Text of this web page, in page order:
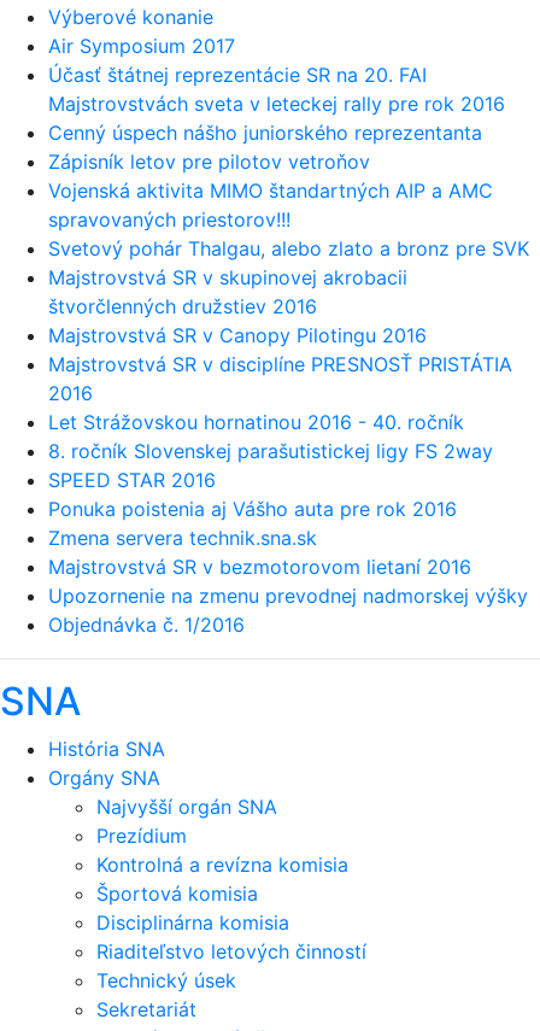
Výberové konanie
Air Symposium 2017
Účasť štátnej reprezentácie SR na 20. FAI
Majstrovstvách sveta v leteckej rally pre rok 2016
Cenný úspech nášho juniorského reprezentanta
Zápisník letov pre pilotov vetroňov
Vojenská aktivita MIMO štandartných AIP a AMC
spravovaných priestorov!!!
Svetový pohár Thalgau, alebo zlato a bronz pre SVK
Majstrovstvá SR v skupinovej akrobacii
štvorčlenných družstiev 2016
Majstrovstvá SR v Canopy Pilotingu 2016
Majstrovstvá SR v disciplíne PRESNOSŤ PRISTÁTIA
2016
Let Strážovskou hornatinou 2016 - 40. ročník
8. ročník Slovenskej parašutistickej ligy FS 2way
SPEED STAR 2016
Ponuka poistenia aj Vášho auta pre rok 2016
Zmena servera technik.sna.sk
Majstrovstvá SR v bezmotorovom lietaní 2016
Upozornenie na zmenu prevodnej nadmorskej výšky
Objednávka č. 1/2016
SNA
História SNA
Orgány SNA
Najvyšší orgán SNA
Prezídium
Kontrolná a revízna komisia
Športová komisia
Disciplinárna komisia
Riaditeľstvo letových činností
Technický úsek
Sekretariát